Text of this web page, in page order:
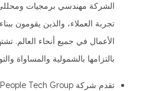
الشركة مهندسي برمجيات
تجربة العملاء، والذين يقومون
بالتزامها بالشمولية والمساواة